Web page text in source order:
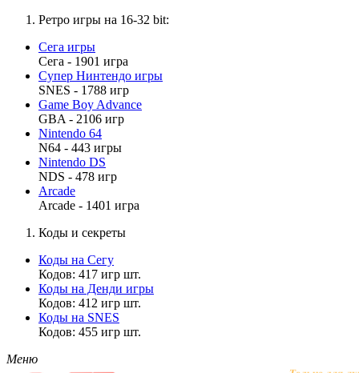
Ретро игры на 16-32 bit:
Сега игры
Сега - 1901 игра
Супер Нинтендо игры
SNES - 1788 игр
Game Boy Advance
GBA - 2106 игр
Nintendo 64
N64 - 443 игры
Nintendo DS
NDS - 478 игр
Arcade
Arcade - 1401 игра
Коды и секреты
Коды на Сегу
Кодов: 417 игр шт.
Коды на Денди игры
Кодов: 412 игр шт.
Коды на SNES
Кодов: 455 игр шт.
Меню